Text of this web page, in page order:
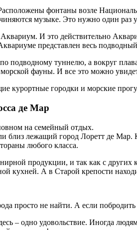
фонтаны возле
музыке. Это нужно один раз
И это действительно
представлен весь
подводному туннелю, а вокруг
фауны. И все это можно
курортные городки и морские
де Мар
на семейный отдых.
близ лежащий город Лоретт де
любого класса.
продукции, и так как с
кухней. А в Старой крепости
просто не найти. А если
– одно удовольствие. Иногда